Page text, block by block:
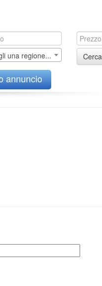
una regione... Cerca
annuncio